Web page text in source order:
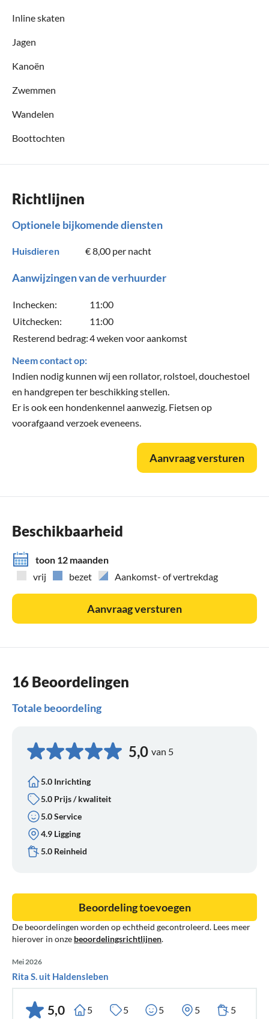
Inline skaten
Jagen
Kanoën
Zwemmen
Wandelen
Boottochten
Richtlijnen
Optionele bijkomende diensten
Huisdieren € 8,00 per nacht
Aanwijzingen van de verhuurder
Inchecken:
11:00
Uitchecken:
11:00
Resterend bedrag:4 weken voor aankomst
Neem contact op:
Indien nodig kunnen wij een rollator, rolstoel, douchestoel
en handgrepen ter beschikking stellen.
Er is ook een hondenkennel aanwezig. Fietsen op
voorafgaand verzoek eveneens.
Aanvraag versturen
Beschikbaarheid
toon 12 maanden
vrij
bezet Aankomst- of vertrekdag
Aanvraag versturen
16 Beoordelingen
Totale beoordeling
5,0 van 5
5.0 Inrichting
5.0 Prijs / kwaliteit
5.0 Service
4.9 Ligging
5.0 Reinheid
De beoordelingen worden op echtheid gecontroleerd. Lees meer
hierover in onze beoordelingsrichtlijnen.
Beoordeling toevoegen
Mei 2026
Rita S. uit Haldensleben
5,0 5 5 5 5 5